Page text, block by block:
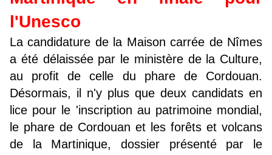
l'Unesco
La candidature de la Maison carrée de Nîmes
a été délaissée par le ministère de la Culture,
au profit de celle du phare de Cordouan.
Désormais, il n'y plus que deux candidats en
lice pour le 'inscription au patrimoine mondial,
le phare de Cordouan et les forêts et volcans
de la Martinique, dossier présenté par le